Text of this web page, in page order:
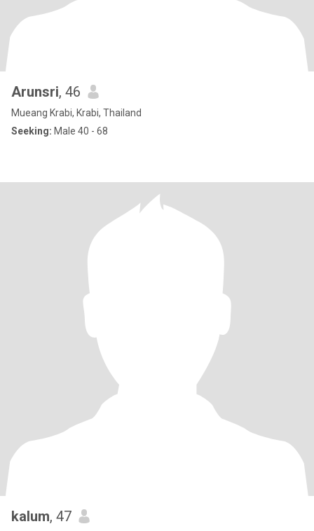
Arunsri, 46
Mueang Krabi, Krabi, Thailand
Seeking: Male 40 - 68
kalum, 47